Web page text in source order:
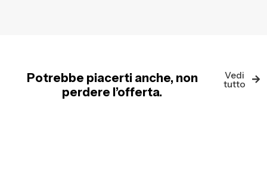
Potrebbe piacerti anche, non
perdere l’offerta.
Vedi
tutto